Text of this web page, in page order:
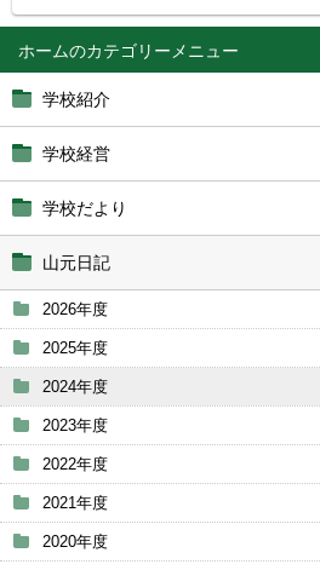
ホーム
学校紹介
学校経営
学校だより
山元日記
2026年度
2025年度
2024年度
2023年度
2022年度
2021年度
2020年度